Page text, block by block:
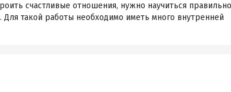
счастливые отношения, нужно научиться правильно
Для такой работы необходимо иметь много внутренней